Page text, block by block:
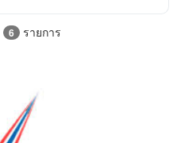
6 รายการ